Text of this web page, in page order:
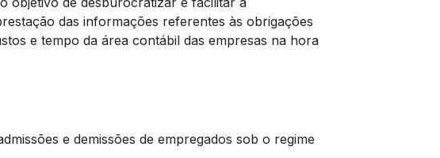
das informações referentes às obrigações
e tempo da área contábil das empresas na hora
e demissões de empregados sob o regime